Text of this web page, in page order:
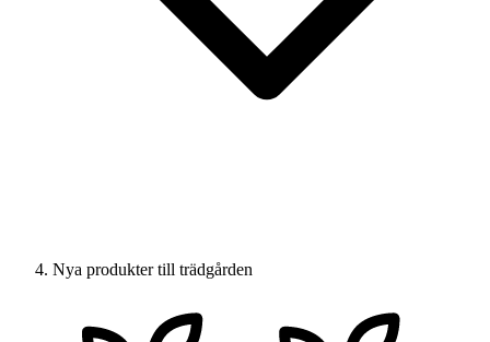
Nya produkter till trädgården